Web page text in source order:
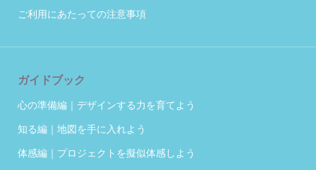
ご利用にあたっての注意事項
ガイドブック
心の準備編｜デザインする力を育てよう
知る編｜地図を手に入れよう
体感編｜プロジェクトを擬似体感しよう